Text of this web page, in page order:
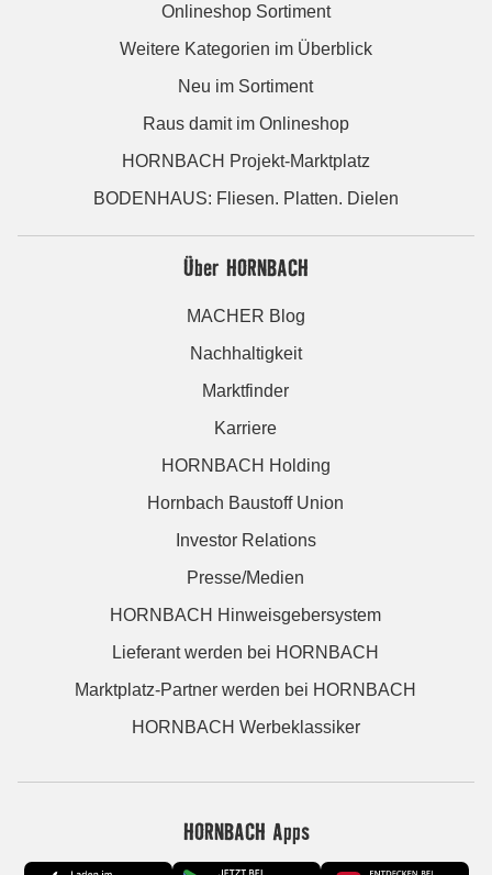
Onlineshop Sortiment
Weitere Kategorien im Überblick
Neu im Sortiment
Raus damit im Onlineshop
HORNBACH Projekt-Marktplatz
BODENHAUS: Fliesen. Platten. Dielen
Über HORNBACH
MACHER Blog
Nachhaltigkeit
Marktfinder
Karriere
HORNBACH Holding
Hornbach Baustoff Union
Investor Relations
Presse/Medien
HORNBACH Hinweisgebersystem
Lieferant werden bei HORNBACH
Marktplatz-Partner werden bei HORNBACH
HORNBACH Werbeklassiker
HORNBACH Apps